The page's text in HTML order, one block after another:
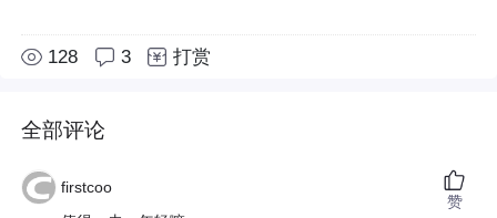
128 3 打赏
全部评论
firstcoo
赞